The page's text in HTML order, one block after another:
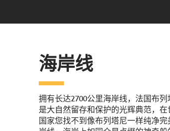
海岸线
拥有长达2700公里海岸线，法国布
是大自然留存和保护的光辉典范，
国家您找不到像布列塔尼一样纯净